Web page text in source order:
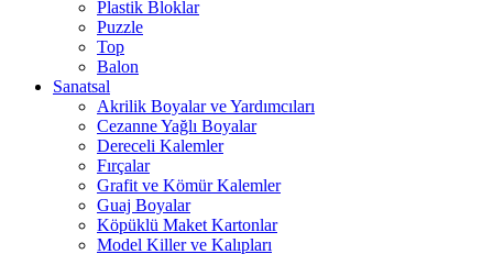
Plastik Bloklar
Puzzle
Top
Balon
Sanatsal
Akrilik Boyalar ve Yardımcıları
Cezanne Yağlı Boyalar
Dereceli Kalemler
Fırçalar
Grafit ve Kömür Kalemler
Guaj Boyalar
Köpüklü Maket Kartonlar
Model Killer ve Kalıpları